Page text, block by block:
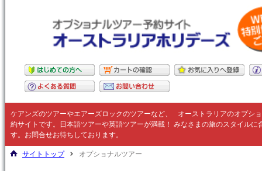
ケアンズのツアーやエアーズロックのツアーなど、 オーストラリアのオプシ
約サイトです。日本語ツアーや英語ツアーが満載！ みなさまの旅のスタイルに
す。お問合せお待ちしております。
サイトトップ オプショナルツアー